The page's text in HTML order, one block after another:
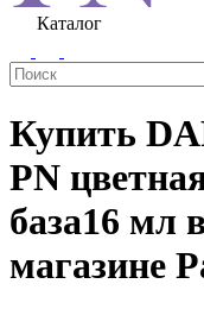
Каталог
Купить
PN
база16 мл
магазине